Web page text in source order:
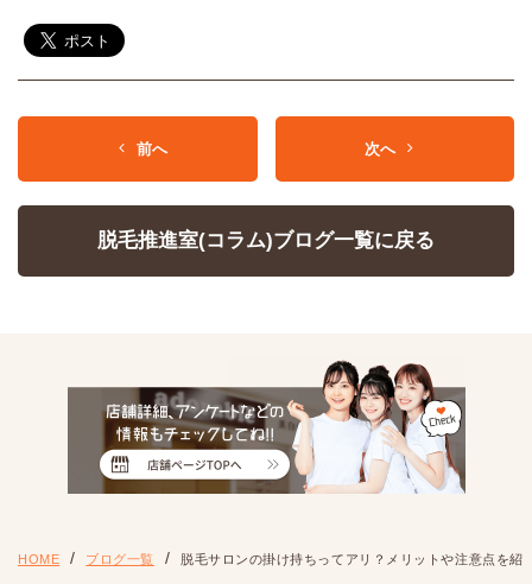
前へ 次へ
脱毛推進室(コラム)ブログ一覧に戻る
HOME ブログ一覧 脱毛サロンの掛け持ちってアリ？メリットや注意点を紹